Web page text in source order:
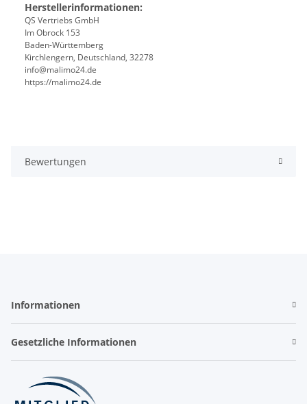
Herstellerinformationen:
QS Vertriebs GmbH
Im Obrock 153
Baden-Württemberg
Kirchlengern, Deutschland, 32278
info@malimo24.de
https://malimo24.de
Bewertungen
Informationen
Gesetzliche Informationen